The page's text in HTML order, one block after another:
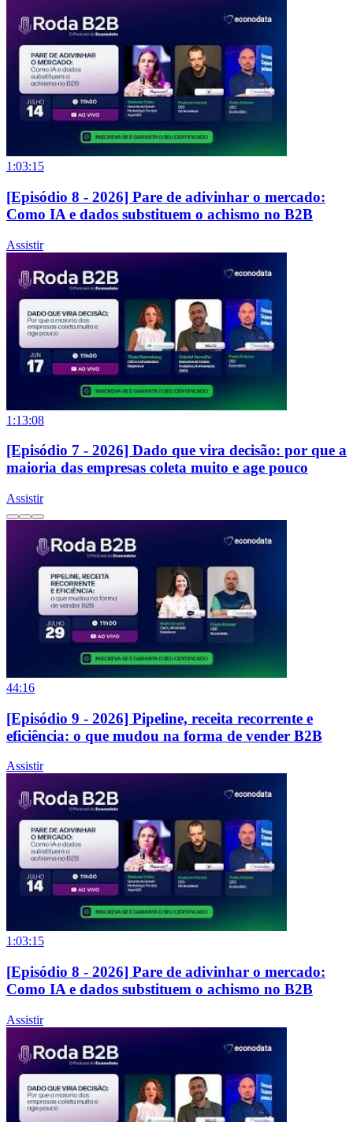
1:03:15
[Episódio 8 - 2026] Pare de adivinhar o mercado:
Como IA e dados substituem o achismo no B2B
Assistir
1:13:08
[Episódio 7 - 2026] Dado que vira decisão: por que a
maioria das empresas coleta muito e age pouco
Assistir
44:16
[Episódio 9 - 2026] Pipeline, receita recorrente e
eficiência: o que mudou na forma de vender B2B
Assistir
1:03:15
[Episódio 8 - 2026] Pare de adivinhar o mercado:
Como IA e dados substituem o achismo no B2B
Assistir